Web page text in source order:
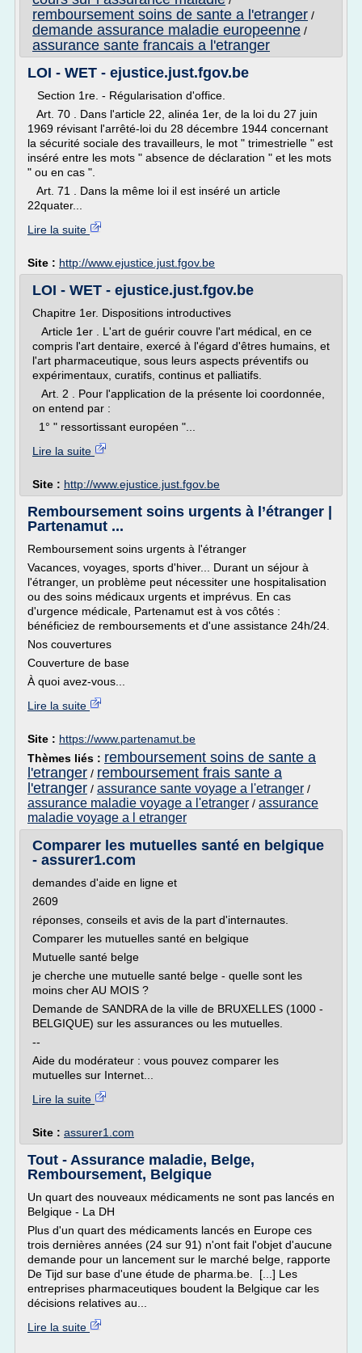
remboursement soins de sante a l'etranger /
demande assurance maladie europeenne /
assurance sante francais a l'etranger
LOI - WET - ejustice.just.fgov.be
Section 1re. - Régularisation d'office.
Art. 70 . Dans l'article 22, alinéa 1er, de la loi du 27 juin
1969 révisant l'arrêté-loi du 28 décembre 1944 concernant
la sécurité sociale des travailleurs, le mot " trimestrielle " est
inséré entre les mots " absence de déclaration " et les mots
" ou en cas ".
Art. 71 . Dans la même loi il est inséré un article
22quater...
Lire la suite
Site : http://www.ejustice.just.fgov.be
LOI - WET - ejustice.just.fgov.be
Chapitre 1er. Dispositions introductives
Article 1er . L'art de guérir couvre l'art médical, en ce
compris l'art dentaire, exercé à l'égard d'êtres humains, et
l'art pharmaceutique, sous leurs aspects préventifs ou
expérimentaux, curatifs, continus et palliatifs.
Art. 2 . Pour l'application de la présente loi coordonnée,
on entend par :
1° " ressortissant européen "...
Lire la suite
Site : http://www.ejustice.just.fgov.be
Remboursement soins urgents à l’étranger |
Partenamut ...
Remboursement soins urgents à l'étranger
Vacances, voyages, sports d'hiver... Durant un séjour à
l'étranger, un problème peut nécessiter une hospitalisation
ou des soins médicaux urgents et imprévus. En cas
d'urgence médicale, Partenamut est à vos côtés :
bénéficiez de remboursements et d'une assistance 24h/24.
Nos couvertures
Couverture de base
À quoi avez-vous...
Lire la suite
Site : https://www.partenamut.be
Thèmes liés : remboursement soins de sante a
l'etranger / remboursement frais sante a
l'etranger / assurance sante voyage a l'etranger /
assurance maladie voyage a l'etranger / assurance
maladie voyage a l etranger
Comparer les mutuelles santé en belgique
- assurer1.com
demandes d'aide en ligne et
2609
réponses, conseils et avis de la part d'internautes.
Comparer les mutuelles santé en belgique
Mutuelle santé belge
je cherche une mutuelle santé belge - quelle sont les
moins cher AU MOIS ?
Demande de SANDRA de la ville de BRUXELLES (1000 -
BELGIQUE) sur les assurances ou les mutuelles.
--
Aide du modérateur : vous pouvez comparer les
mutuelles sur Internet...
Lire la suite
Site : assurer1.com
Tout - Assurance maladie, Belge,
Remboursement, Belgique
Un quart des nouveaux médicaments ne sont pas lancés en
Belgique - La DH
Plus d'un quart des médicaments lancés en Europe ces
trois dernières années (24 sur 91) n'ont fait l'objet d'aucune
demande pour un lancement sur le marché belge, rapporte
De Tijd sur base d'une étude de pharma.be. [...] Les
entreprises pharmaceutiques boudent la Belgique car les
décisions relatives au...
Lire la suite